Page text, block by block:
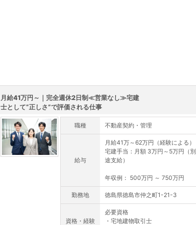
月給41万円～｜完全週休2日制≪営業なし≫宅建
士として“正しさ”で評価される仕事
職種 不動産契約・管理
給与
月給41万～62万円（経験による）
宅建手当：月額 3万円～5万円（別
途支給）
年収例： 500万円 ～ 750万円
勤務地 徳島県徳島市仲之町1-21-3
資格・経験
必要資格
・宅地建物取引士